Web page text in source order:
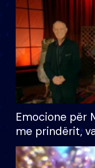
të fituar
Emocione për
me prindërit,
divorci apo jo?